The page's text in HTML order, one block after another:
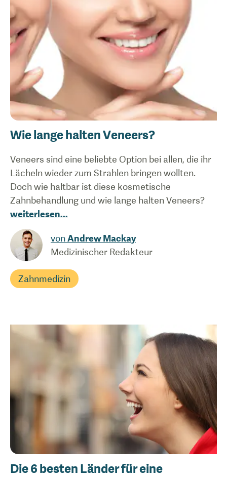
Wie lange halten Veneers?
Veneers sind eine beliebte Option bei allen, die ihr
Lächeln wieder zum Strahlen bringen wollten.
Doch wie haltbar ist diese kosmetische
Zahnbehandlung und wie lange halten Veneers?
weiterlesen...
vonAndrew Mackay
Medizinischer Redakteur
Zahnmedizin
Die 6 besten Länder für eine